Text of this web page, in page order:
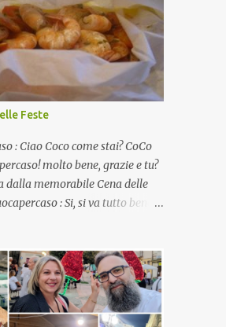
Feste
: Ciao Coco come stai? CoCo
molto bene, grazie e tu?
dalla memorabile Cena delle
: Si, si va tutto bene…
: Eh già!! E adesso con le feste
chissà che mangiate…a
cosa prepari domenica per
un po'! Perchè io avrò ospiti